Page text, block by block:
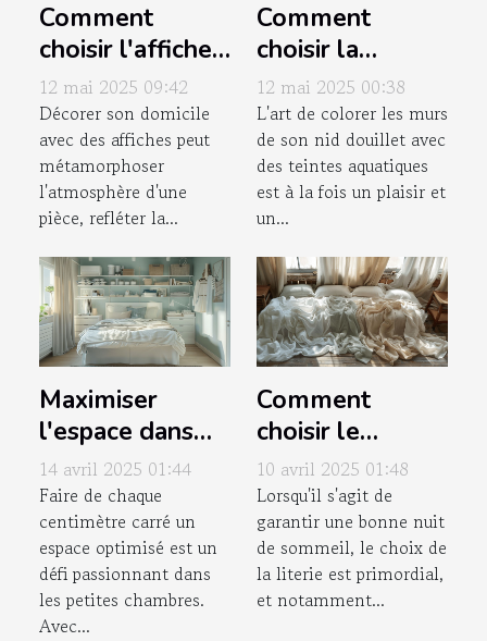
Comment
choisir l'affiche
parfaite pour
chaque pièce de
votre maison
12 mai 2025 09:42
Décorer son domicile
avec des affiches peut
métamorphoser
l'atmosphère d'une
pièce, refléter la...
Comment
choisir la
meilleure
peinture
aquarelle pour
votre maison
12 mai 2025 00:38
L'art de colorer les murs
de son nid douillet avec
des teintes aquatiques
est à la fois un plaisir et
un...
Maximiser
l'espace dans
une petite
chambre :
astuces et
conseils
14 avril 2025 01:44
Faire de chaque
centimètre carré un
espace optimisé est un
défi passionnant dans
les petites chambres.
Avec...
Comment
choisir le
meilleur
grammage pour
votre housse de
couette en lin
10 avril 2025 01:48
Lorsqu'il s'agit de
garantir une bonne nuit
de sommeil, le choix de
la literie est primordial,
et notamment...